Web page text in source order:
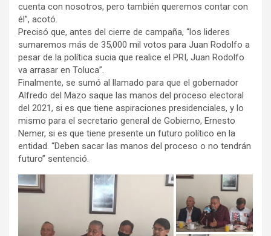
cuenta con nosotros, pero también queremos contar con
él”, acotó.
Precisó que, antes del cierre de campaña, “los lideres
sumaremos más de 35,000 mil votos para Juan Rodolfo a
pesar de la política sucia que realice el PRI, Juan Rodolfo
va arrasar en Toluca”.
Finalmente, se sumó al llamado para que el gobernador
Alfredo del Mazo saque las manos del proceso electoral
del 2021, si es que tiene aspiraciones presidenciales, y lo
mismo para el secretario general de Gobierno, Ernesto
Nemer, si es que tiene presente un futuro político en la
entidad. “Deben sacar las manos del proceso o no tendrán
futuro” sentenció.